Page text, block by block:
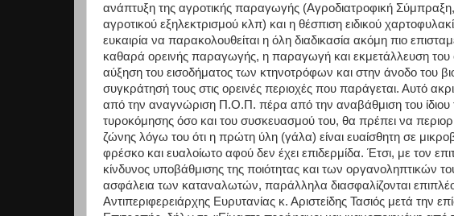
ανάπτυξη της αγροτικής παραγωγής (Αγροδιατροφική
αγροτικού εξηλεκτρισμού κλπ) και η θέσπιση ειδικού
ευκαιρία να παρακολουθείται η όλη διαδικασία ακόμη πιο
καθαρά ορεινής παραγωγής, η παραγωγή και εκμετάλλευση του
αύξηση του εισοδήματος των κτηνοτρόφων και στην άνοδο του
συγκράτησή τους στις ορεινές περιοχές που παράγεται. Αυτό
από την αναγνώριση Π.Ο.Π. πέρα από την αναβάθμιση του ίδιου
τυροκόμησης όσο και του συσκευασμού του, θα πρέπει να
ζώνης λόγω του ότι η πρώτη ύλη (γάλα) είναι ευαίσθητη σε
φρέσκο και ευαλοίωτο αφού δεν έχει επιδερμίδα. Έτσι, με τον
κίνδυνος υποβάθμισης της ποιότητας και των οργανοληπτικών
ασφάλεια των καταναλωτών, παράλληλα διασφαλίζονται
Αντιπεριφερειάρχης Ευρυτανίας κ. Αριστείδης Τασιός μετά την